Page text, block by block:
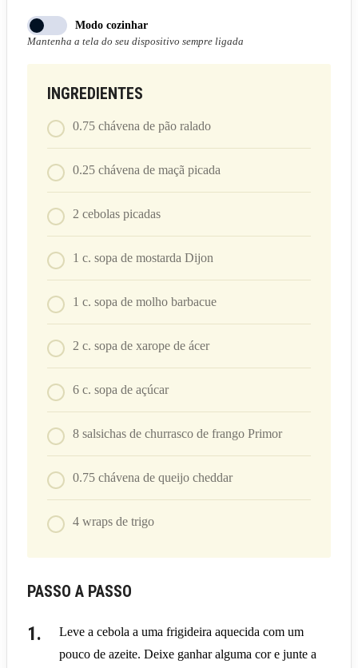
Modo cozinhar
Mantenha a tela do seu dispositivo sempre ligada
INGREDIENTES
0.75 chávena de pão ralado
0.25 chávena de maçã picada
2 cebolas picadas
1 c. sopa de mostarda Dijon
1 c. sopa de molho barbacue
2 c. sopa de xarope de ácer
6 c. sopa de açúcar
8 salsichas de churrasco de frango Primor
0.75 chávena de queijo cheddar
4 wraps de trigo
PASSO A PASSO
Leve a cebola a uma frigideira aquecida com um
pouco de azeite. Deixe ganhar alguma cor e junte a